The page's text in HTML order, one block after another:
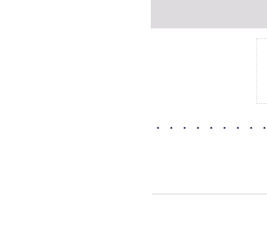
・・・・・・・・